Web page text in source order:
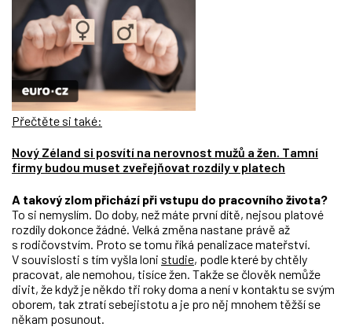
Přečtěte si také:
Nový Zéland si posvítí na nerovnost mužů a žen. Tamní
firmy budou muset zveřejňovat rozdíly v platech
A takový zlom přichází při vstupu do pracovního života?
To si nemyslím. Do doby, než máte první dítě, nejsou platové
rozdíly dokonce žádné. Velká změna nastane právě až
s rodičovstvím. Proto se tomu říká penalizace mateřství.
V souvislosti s tím vyšla loni studie, podle které by chtěly
pracovat, ale nemohou, tisíce žen. Takže se člověk nemůže
divit, že když je někdo tři roky doma a není v kontaktu se svým
oborem, tak ztratí sebejistotu a je pro něj mnohem těžší se
někam posunout.